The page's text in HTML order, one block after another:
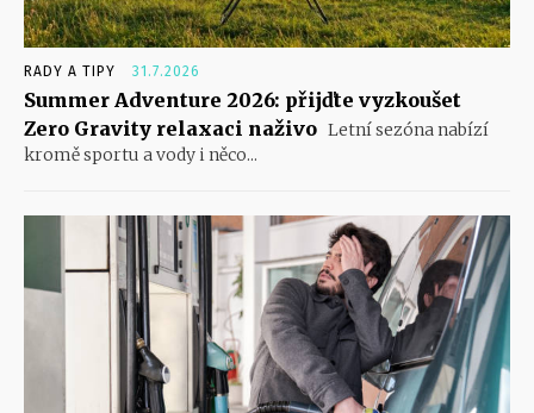
RADY A TIPY 31.7.2026
Summer Adventure 2026: přijďte vyzkoušet
Zero Gravity relaxaci naživo Letní sezóna nabízí
kromě sportu a vody i něco...